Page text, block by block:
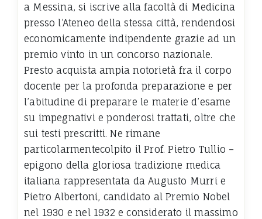
a Messina, si iscrive alla facoltà di Medicina
presso l’Ateneo della stessa città, rendendosi
economicamente indipendente grazie ad un
premio vinto in un concorso nazionale.
Presto acquista ampia notorietà fra il corpo
docente per la profonda preparazione e per
l’abitudine di preparare le materie d’esame
su impegnativi e ponderosi trattati, oltre che
sui testi prescritti. Ne rimane
particolarmentecolpito il Prof. Pietro Tullio –
epigono della gloriosa tradizione medica
italiana rappresentata da Augusto Murri e
Pietro Albertoni, candidato al Premio Nobel
nel 1930 e nel 1932 e considerato il massimo